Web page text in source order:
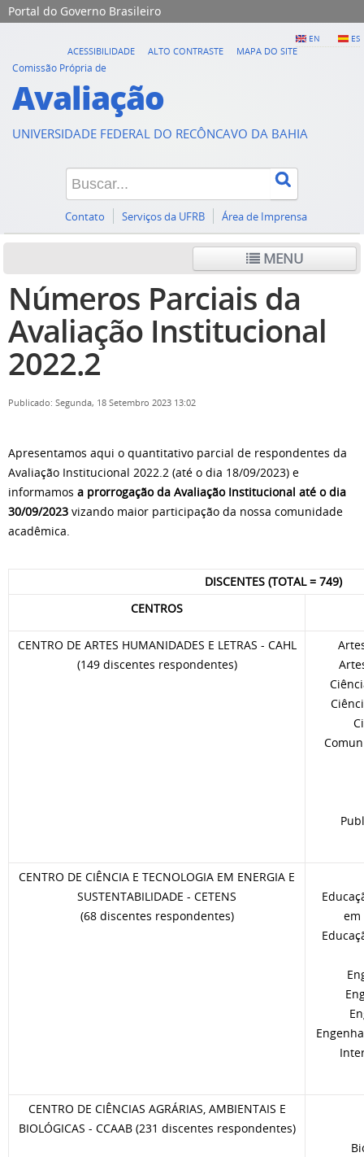
Portal do Governo Brasileiro
EN ES
ACESSIBILIDADE ALTO CONTRASTE
MAPA DO SITE
Comissão Própria de
Avaliação
UNIVERSIDADE FEDERAL DO RECÔNCAVO DA BAHIA
Contato Serviços da UFRB Área de Imprensa
MENU
Números Parciais da
Avaliação Institucional
2022.2
Publicado: Segunda, 18 Setembro 2023 13:02
Apresentamos aqui o quantitativo parcial de respondentes da
Avaliação Institucional 2022.2 (até o dia 18/09/2023) e
informamos a prorrogação da Avaliação Institucional até o dia
30/09/2023 vizando maior participação da nossa comunidade
acadêmica.
DISCENTES (TOTAL = 749)
CENTROS
CENTRO DE ARTES HUMANIDADES E LETRAS - CAHL
(149 discentes respondentes)
CENTRO DE CIÊNCIA E TECNOLOGIA EM ENERGIA E
SUSTENTABILIDADE - CETENS
(68 discentes respondentes)
em
CENTRO DE CIÊNCIAS AGRÁRIAS, AMBIENTAIS E
BIOLÓGICAS - CCAAB (231 discentes respondentes)